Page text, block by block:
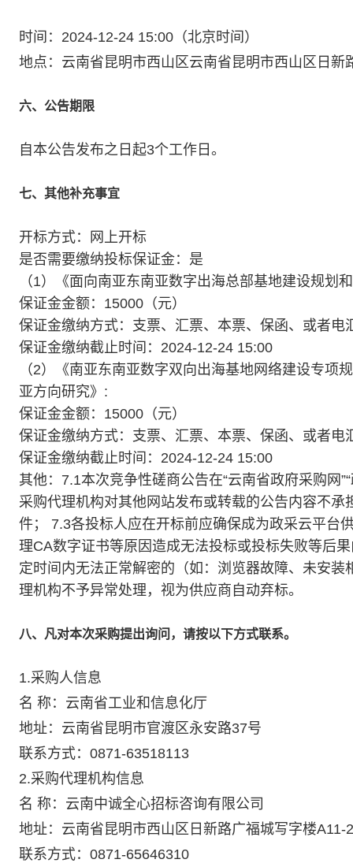
时间：2024-12-24 15:00（北京时间）
地点：云南省昆明市西山区云南省昆明市西山区日
六、公告期限
自本公告发布之日起3个工作日。
七、其他补充事宜
开标方式：网上开标
是否需要缴纳投标保证金：是
（1）《面向南亚东南亚数字出海总部基地建设规划
保证金金额：15000（元）
保证金缴纳方式：支票、汇票、本票、保函、或者电
保证金缴纳截止时间：2024-12-24 15:00
（2）《南亚东南亚数字双向出海基地网络建设专
亚方向研究》:
保证金金额：15000（元）
保证金缴纳方式：支票、汇票、本票、保函、或者电
保证金缴纳截止时间：2024-12-24 15:00
其他：7.1本次竞争性磋商公告在“云南省政府采购网
采购代理机构对其他网站发布或转载的公告内容不
件； 7.3各投标人应在开标前应确保成为政采云平台
理CA数字证书等原因造成无法投标或投标失败等后
定时间内无法正常解密的（如：浏览器故障、未安
理机构不予异常处理，视为供应商自动弃标。
八、凡对本次采购提出询问，请按以下方式联系。
1.采购人信息
名 称：云南省工业和信息化厅
地址：云南省昆明市官渡区永安路37号
联系方式：0871-63518113
2.采购代理机构信息
名 称：云南中诚全心招标咨询有限公司
地址：云南省昆明市西山区日新路广福城写字楼A11-
联系方式：0871-65646310